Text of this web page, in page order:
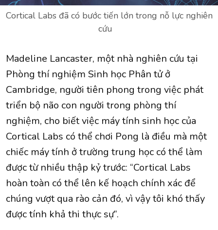
Cortical Labs đã có bước tiến lớn trong nỗ lực nghiên
cứu
Madeline Lancaster, một nhà nghiên cứu tại
Phòng thí nghiệm Sinh học Phân tử ở
Cambridge, người tiên phong trong việc phát
triển bộ não con người trong phòng thí
nghiệm, cho biết việc máy tính sinh học của
Cortical Labs có thể chơi Pong là điều mà một
chiếc máy tính ở trường trung học có thể làm
được từ nhiều thập kỷ trước: “Cortical Labs
hoàn toàn có thể lên kế hoạch chính xác để
chúng vượt qua rào cản đó, vì vậy tôi khó thấy
được tính khả thi thực sự”.